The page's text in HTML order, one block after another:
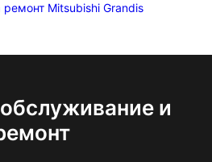
Mitsubishi Grandis
и